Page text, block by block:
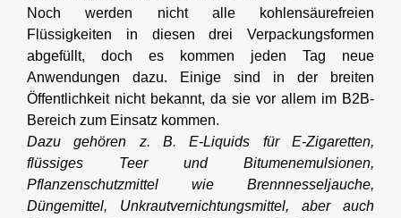
Noch werden nicht alle kohlensäurefreien
Flüssigkeiten in diesen drei Verpackungsformen
abgefüllt, doch es kommen jeden Tag neue
Anwendungen dazu. Einige sind in der breiten
Öffentlichkeit nicht bekannt, da sie vor allem im B2B-
Bereich zum Einsatz kommen.
Dazu gehören z. B. E-Liquids für E-Zigaretten,
flüssiges Teer und Bitumenemulsionen,
Pflanzenschutzmittel wie Brennnesseljauche,
Düngemittel, Unkrautvernichtungsmittel, aber auch